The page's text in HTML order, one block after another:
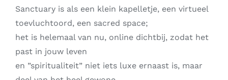
Sanctuary is als een klein kapelletje, een virtueel
toevluchtoord, een sacred space;
het is helemaal van nu, online dichtbij, zodat het
past in jouw leven
en ”spiritualiteit” niet iets luxe ernaast is, maar